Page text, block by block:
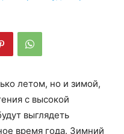
летом, но и зимой,
с высокой
выглядеть
время года. Зимний